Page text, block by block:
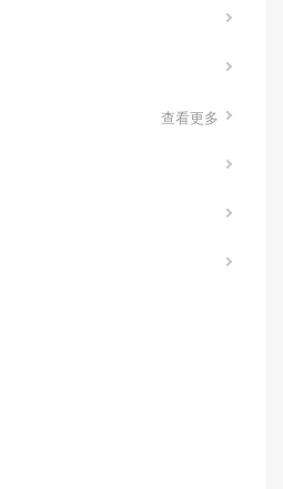
查看更多